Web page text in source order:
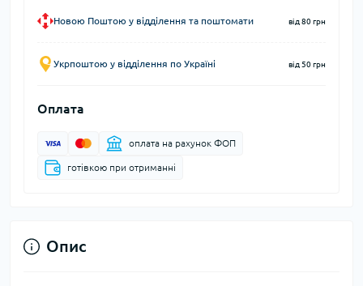
Новою Поштою у відділення та поштомати від 80 грн
Укрпоштою у відділення по Україні від 50 грн
Оплата
оплата на рахунок ФОП
готівкою при отриманні
Опис